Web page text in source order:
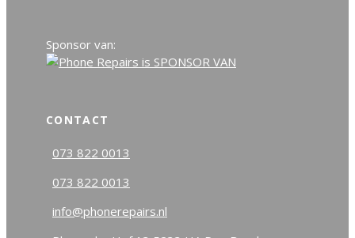
Sponsor van:
CONTACT
073 822 0013
073 822 0013
info@phonerepairs.nl